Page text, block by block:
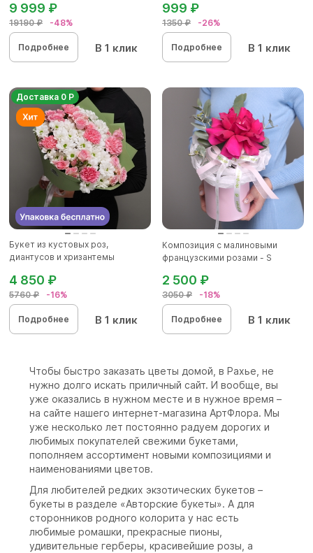
19190 ₽ -48%
9 999 ₽
Подробнее В 1 клик
1350 ₽ -26%
999 ₽
Подробнее В 1 клик
Доставка 0 Р
Букет из кустовых роз,
диантусов и хризантемы
5760 ₽ -16%
4 850 ₽
Подробнее В 1 клик
Композиция с малиновыми
французскими розами - S
3050 ₽ -18%
2 500 ₽
Подробнее В 1 клик
Чтобы быстро заказать цветы домой, в Рахье, не
нужно долго искать приличный сайт. И вообще, вы
уже оказались в нужном месте и в нужное время –
на сайте нашего интернет-магазина АртФлора. Мы
уже несколько лет постоянно радуем дорогих и
любимых покупателей свежими букетами,
пополняем ассортимент новыми композициями и
наименованиями цветов.
Для любителей редких экзотических букетов –
букеты в разделе «Авторские букеты». А для
сторонников родного колорита у нас есть
любимые ромашки, прекрасные пионы,
удивительные герберы, красивейшие розы, а